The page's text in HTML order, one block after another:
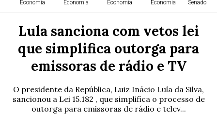
Economia Economia Economia Economia Senado
Lula sanciona com vetos lei
que simplifica outorga para
emissoras de rádio e TV
O presidente da República, Luiz Inácio Lula da Silva,
sancionou a Lei 15.182 , que simplifica o processo de
outorga para emissoras de rádio e telev...